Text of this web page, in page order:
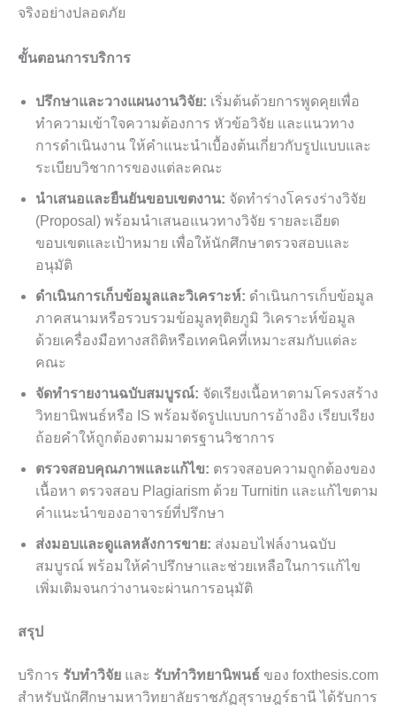
จริงอย่างปลอดภัย
ขั้นตอนการบริการ
ปรึกษาและวางแผนงานวิจัย: เริ่มต้นด้วยการพูดคุยเพื่อ
ทำความเข้าใจความต้องการ หัวข้อวิจัย และแนวทาง
การดำเนินงาน ให้คำแนะนำเบื้องต้นเกี่ยวกับรูปแบบและ
ระเบียบวิชาการของแต่ละคณะ
นำเสนอและยืนยันขอบเขตงาน: จัดทำร่างโครงร่างวิจัย
(Proposal) พร้อมนำเสนอแนวทางวิจัย รายละเอียด
ขอบเขตและเป้าหมาย เพื่อให้นักศึกษาตรวจสอบและ
อนุมัติ
ดำเนินการเก็บข้อมูลและวิเคราะห์: ดำเนินการเก็บข้อมูล
ภาคสนามหรือรวบรวมข้อมูลทุติยภูมิ วิเคราะห์ข้อมูล
ด้วยเครื่องมือทางสถิติหรือเทคนิคที่เหมาะสมกับแต่ละ
คณะ
จัดทำรายงานฉบับสมบูรณ์: จัดเรียงเนื้อหาตามโครงสร้าง
วิทยานิพนธ์หรือ IS พร้อมจัดรูปแบบการอ้างอิง เรียบเรียง
ถ้อยคำให้ถูกต้องตามมาตรฐานวิชาการ
ตรวจสอบคุณภาพและแก้ไข: ตรวจสอบความถูกต้องของ
เนื้อหา ตรวจสอบ Plagiarism ด้วย Turnitin และแก้ไขตาม
คำแนะนำของอาจารย์ที่ปรึกษา
ส่งมอบและดูแลหลังการขาย: ส่งมอบไฟล์งานฉบับ
สมบูรณ์ พร้อมให้คำปรึกษาและช่วยเหลือในการแก้ไข
เพิ่มเติมจนกว่างานจะผ่านการอนุมัติ
สรุป
บริการ รับทำวิจัย และ รับทำวิทยานิพนธ์ ของ foxthesis.com
สำหรับนักศึกษามหาวิทยาลัยราชภัฏสุราษฎร์ธานี ได้รับการ